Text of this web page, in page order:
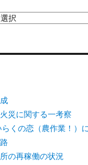
災に関する一考察
くの恋（農作業！）
の再稼働の状況